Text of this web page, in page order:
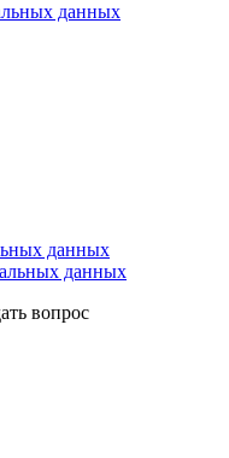
данных
данных
данных
вопрос